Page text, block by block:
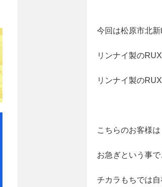
今回は松原市北
リンナイ製の
リンナイ製の
こちらのお客様は
お急ぎという事で
チカラもちでは